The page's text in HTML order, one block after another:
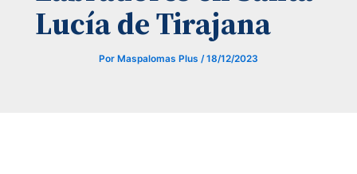
Lucía de Tirajana
Por Maspalomas Plus /18/12/2023